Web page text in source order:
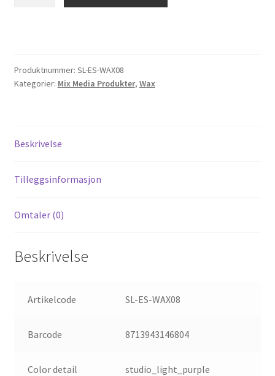
Stamp
Made
antall
Produktnummer: SL-ES-WAX08
Kategorier: Mix Media Produkter, Wax
Beskrivelse
Tilleggsinformasjon
Omtaler (0)
Beskrivelse
Artikelcode SL-ES-WAX08
Barcode 8713943146804
Color detail studio_light_purple